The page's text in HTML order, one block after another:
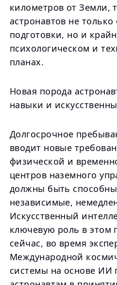
километров от Земли,
астронавтов не
подготовки, но и
психологическом и
планах.
Новая порода
навыки и
Долгосрочное
вводит новые
физической и
центров наземного
должны быть
независимые,
Искусственный
ключевую роль в этом
сейчас, во время
Международной
системы на основе ИИ